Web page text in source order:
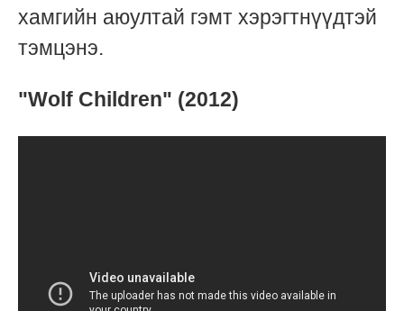
хамгийн аюултай гэмт хэрэгтнүүдтэй
тэмцэнэ.
"Wolf Children" (2012)